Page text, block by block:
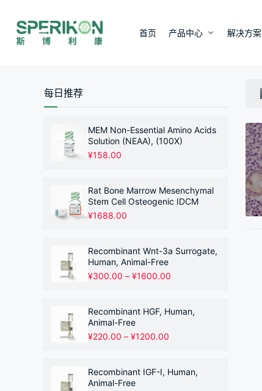
首页 产品中心 解决方案
每日推荐
MEM Non-Essential Amino Acids
Solution (NEAA), (100X)
¥158.00
Rat Bone Marrow Mesenchymal
Stem Cell Osteogenic IDCM
¥1688.00
Recombinant Wnt-3a Surrogate,
Human, Animal-Free
¥300.00 – ¥1600.00
围：
¥300.00
Recombinant HGF, Human,
Animal-Free
¥220.00 – ¥1200.00
围：
¥220.00
Recombinant IGF-I, Human,
Animal-Free